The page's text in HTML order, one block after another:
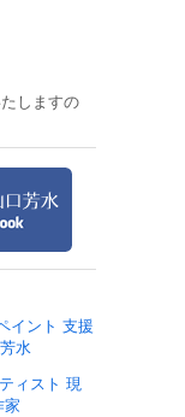
しますの
イント 支援
水
ィスト 現